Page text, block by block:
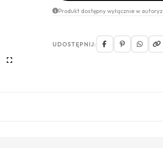
Produkt dostępny wyłącznie w
UDOSTĘPNIJ: